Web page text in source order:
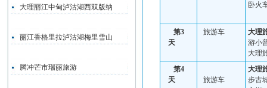
大理丽江中甸泸沽湖西双版纳
丽江香格里拉泸沽湖梅里雪山
腾冲芒市瑞丽旅游
卧火
第3
天
旅游车 大理
游小
大理
第4
天
旅游车
大理
步古